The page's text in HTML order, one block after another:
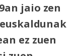
jaio zen
ez zuen